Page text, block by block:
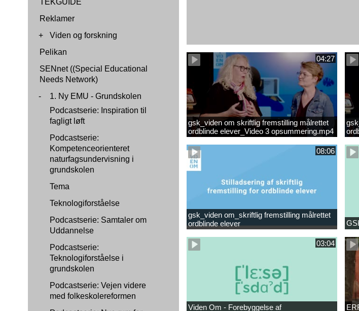
TEKGUIDE
Reklamer
+
Viden og forskning
Pelikan
SENnet ((Special Educational
Needs Network)
-
1. Ny EMU - Grundskolen
Podcastserie: Inspiration til
fagligt løft
Podcastserie:
Kompetenceorienteret
naturfagsundervisning i
grundskolen
Tema
Teknologiforståelse
Podcastserie: Samtaler om
Uddannelse
Podcastserie:
Teknologiforståelse i
grundskolen
Podcastserie: Vejen videre
med folkeskolereformen
04:27
gsk_viden om skriftlig fremstilling målrettet
ordblinde elever_Video 3 opsummering.mp4
08:06
gsk_viden om_skriftlig fremstilling målrettet
ordblinde elever
03:04
Viden Om - Forebyggelse af